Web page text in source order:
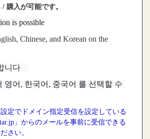
購入が可能です。
is possible
Chinese, and Korean on the
니다
영어, 한국어, 중국어 를 선택할 수
定でドメイン指定受信を設定している
」からのメールを事前に受信できる
さい。